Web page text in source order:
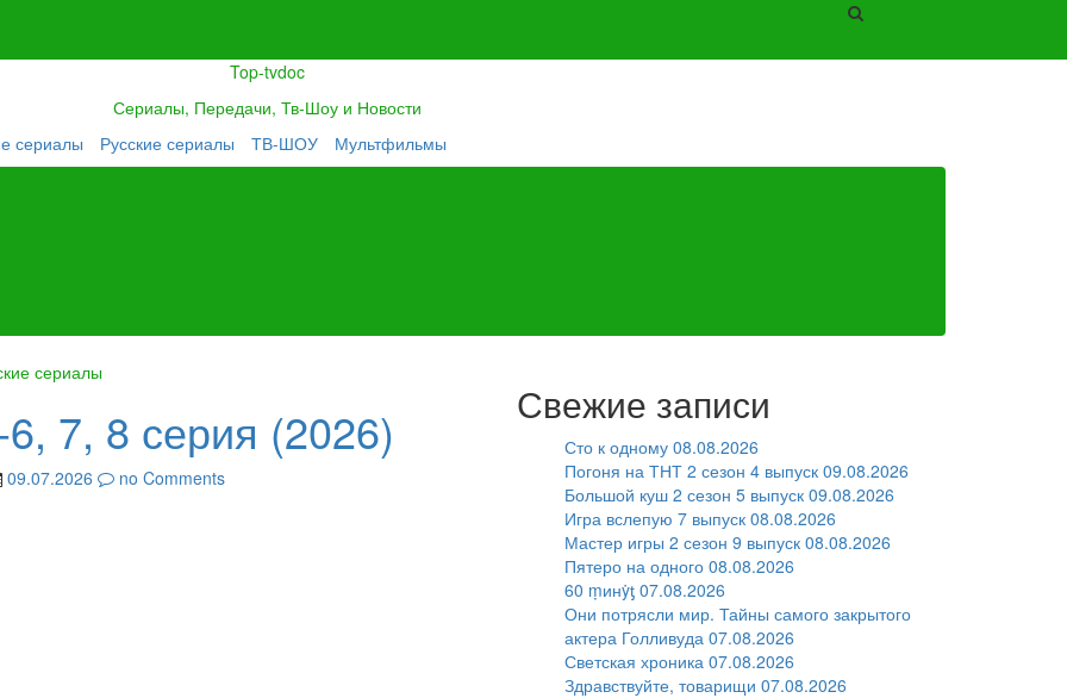
Top-tvdoc
Сериалы, Передачи, Тв-Шоу и Новости
сериалы Русские сериалы ТВ-ШОУ Мультфильмы
сериалы
7, 8 серия (2026)
09.07.2026 no Comments
Свежие записи
Сто к одному 08.08.2026
Погоня на ТНТ 2 сезон 4 выпуск 09.08.2026
Большой куш 2 сезон 5 выпуск 09.08.2026
Игра вслепую 7 выпуск 08.08.2026
Мастер игры 2 сезон 9 выпуск 08.08.2026
Пятеро на одного 08.08.2026
60 ṃинẏƫ 07.08.2026
Они потрясли мир. Тайны самого закрытого
актера Голливуда 07.08.2026
Светская хроника 07.08.2026
Здравствуйте, товарищи 07.08.2026